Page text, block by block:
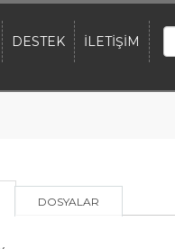
DESTEK İLETİŞİM
DOSYALAR